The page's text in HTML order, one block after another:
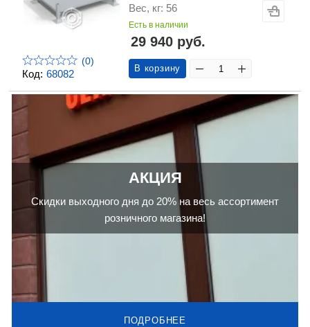
Код: 68082
(0)
Вес, кг: 56
Есть в наличии
29 940 руб.
В корзину
АКЦИЯ
Скидки выходного дня до 20% на весь ассортимент
розничного магазина!
ПОДРОБНЕЕ